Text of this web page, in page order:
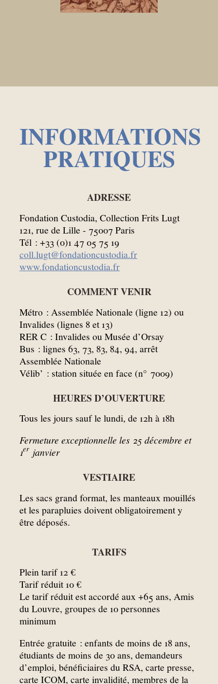
INFORMATIONS
PRATIQUES
ADRESSE
Fondation Custodia, Collection Frits Lugt
121, rue de Lille - 75007 Paris
Tél : +33 (0)1 47 05 75 19
coll.lugt@fondationcustodia.fr
www.fondationcustodia.fr
COMMENT VENIR
Métro : Assemblée Nationale (ligne 12) ou
Invalides (lignes 8 et 13)
RER C : Invalides ou Musée d’Orsay
Bus : lignes 63, 73, 83, 84, 94, arrêt
Assemblée Nationale
Vélib’ : station située en face (n° 7009)
HEURES D’OUVERTURE
Tous les jours sauf le lundi, de 12h à 18h
Fermeture exceptionnelle les 25 décembre et
1er janvier
VESTIAIRE
Les sacs grand format, les manteaux mouillés
et les parapluies doivent obligatoirement y
être déposés.
TARIFS
Plein tarif 12 €
Tarif réduit 10 €
Le tarif réduit est accordé aux +65 ans, Amis
du Louvre, groupes de 10 personnes
minimum
Entrée gratuite : enfants de moins de 18 ans,
étudiants de moins de 30 ans, demandeurs
d’emploi, bénéficiaires du RSA, carte presse,
carte ICOM, carte invalidité, membres de la